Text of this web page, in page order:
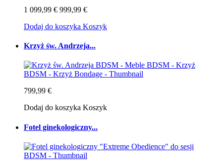
1 099,99 € 999,99 €
Dodaj do koszyka Koszyk
Krzyż św. Andrzeja...
799,99 €
Dodaj do koszyka Koszyk
Fotel ginekologiczny...